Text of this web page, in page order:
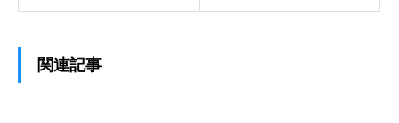
関連記事